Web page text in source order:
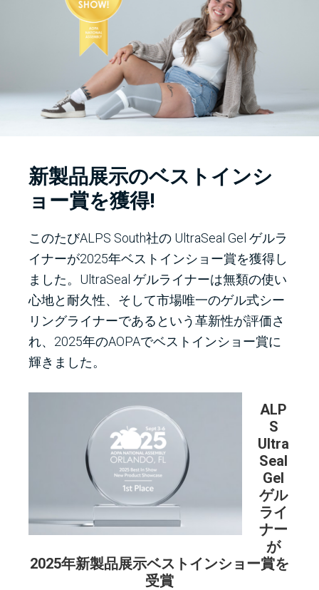
新製品展示のベストインシ
ョー賞を獲得!
このたびALPS South社の UltraSeal Gel ゲルラ
イナーが2025年ベストインショー賞を獲得し
ました。UltraSeal ゲルライナーは無類の使い
心地と耐久性、そして市場唯一のゲル式シー
リングライナーであるという革新性が評価さ
れ、2025年のAOPAでベストインショー賞に
輝きました。
ALP
S
Ultra
Seal
Gel
ゲル
ライ
ナー
が
2025年新製品展示ベストインショー賞を
受賞